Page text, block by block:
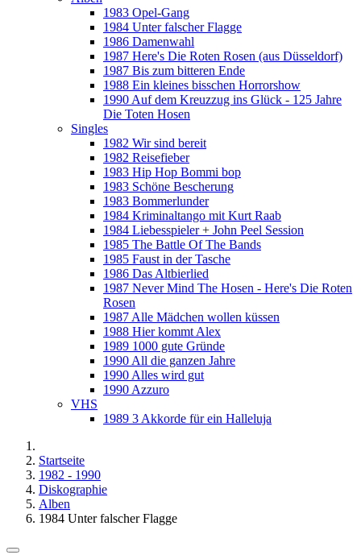
1983 Opel-Gang
1984 Unter falscher Flagge
1986 Damenwahl
1987 Here's Die Roten Rosen (aus Düsseldorf)
1987 Bis zum bitteren Ende
1988 Ein kleines bisschen Horrorshow
1990 Auf dem Kreuzzug ins Glück - 125 Jahre
Die Toten Hosen
Singles
1982 Wir sind bereit
1982 Reisefieber
1983 Hip Hop Bommi bop
1983 Schöne Bescherung
1983 Bommerlunder
1984 Kriminaltango mit Kurt Raab
1984 Liebesspieler + John Peel Session
1985 The Battle Of The Bands
1985 Faust in der Tasche
1986 Das Altbierlied
1987 Never Mind The Hosen - Here's Die Roten
Rosen
1987 Alle Mädchen wollen küssen
1988 Hier kommt Alex
1989 1000 gute Gründe
1990 All die ganzen Jahre
1990 Alles wird gut
1990 Azzuro
VHS
1989 3 Akkorde für ein Halleluja
Startseite
1982 - 1990
Diskographie
Alben
1984 Unter falscher Flagge